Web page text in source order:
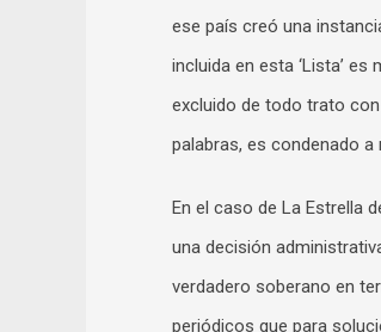
ese país creó una
incluida en esta ‘Lista’
excluido de todo trato
palabras, es condenado
En el caso de La Estrella
una decisión
verdadero soberano en
periódicos que para